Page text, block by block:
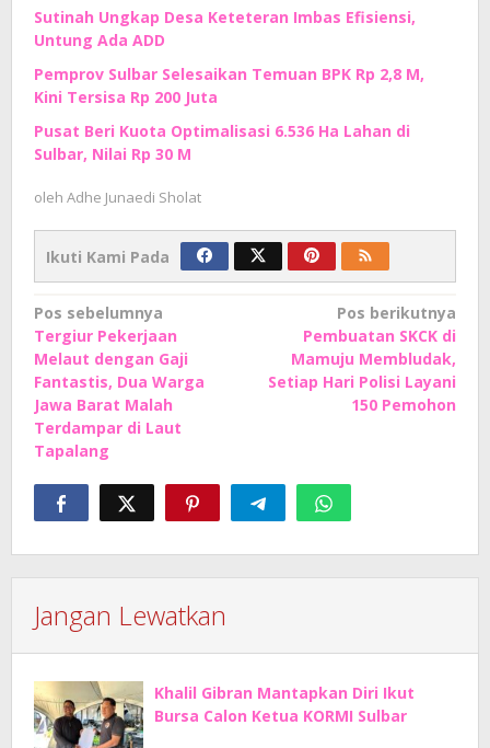
Sutinah Ungkap Desa Keteteran Imbas Efisiensi,
Untung Ada ADD
Pemprov Sulbar Selesaikan Temuan BPK Rp 2,8 M,
Kini Tersisa Rp 200 Juta
Pusat Beri Kuota Optimalisasi 6.536 Ha Lahan di
Sulbar, Nilai Rp 30 M
oleh Adhe Junaedi Sholat
Ikuti Kami Pada
Navigasi
pos
Pos sebelumnya
Tergiur Pekerjaan
Melaut dengan Gaji
Fantastis, Dua Warga
Jawa Barat Malah
Terdampar di Laut
Tapalang
Pos berikutnya
Pembuatan SKCK di
Mamuju Membludak,
Setiap Hari Polisi Layani
150 Pemohon
Jangan Lewatkan
Khalil Gibran Mantapkan Diri Ikut
Bursa Calon Ketua KORMI Sulbar